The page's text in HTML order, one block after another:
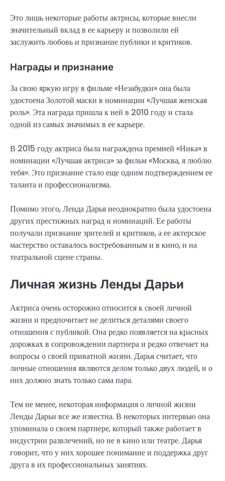
Это лишь некоторые работы актрисы, которые внесли
значительный вклад в ее карьеру и позволили ей
заслужить любовь и признание публики и критиков.
Награды и признание
За свою яркую игру в фильме «Незабудки» она была
удостоена Золотой маски в номинации «Лучшая женская
роль». Эта награда пришла к ней в 2010 году и стала
одной из самых значимых в ее карьере.
В 2015 году актриса была награждена премией «Ника» в
номинации «Лучшая актриса» за фильм «Москва, я люблю
тебя». Это признание стало еще одним подтверждением ее
таланта и профессионализма.
Помимо этого, Ленда Дарья неоднократно была удостоена
других престижных наград и номинаций. Ее работы
получали признание зрителей и критиков, а ее актерское
мастерство оставалось востребованным и в кино, и на
театральной сцене страны.
Личная жизнь Ленды Дарьи
Актриса очень осторожно относится к своей личной
жизни и предпочитает не делиться деталями своего
отношения с публикой. Она редко появляется на красных
дорожках в сопровождении партнера и редко отвечает на
вопросы о своей приватной жизни. Дарья считает, что
личные отношения являются делом только двух людей, и о
них должно знать только сама пара.
Тем не менее, некоторая информация о личной жизни
Ленды Дарьи все же известна. В некоторых интервью она
упоминала о своем партнере, который также работает в
индустрии развлечений, но не в кино или театре. Дарья
говорит, что у них хорошее понимание и поддержка друг
друга в их профессиональных занятиях.